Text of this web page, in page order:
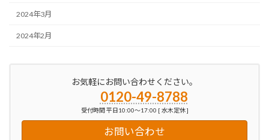
2024年3月
2024年2月
お気軽にお問い合わせください。
0120-49-8788
受付時間 平日10:00～17:00 [ 水木定休 ]
お問い合わせ